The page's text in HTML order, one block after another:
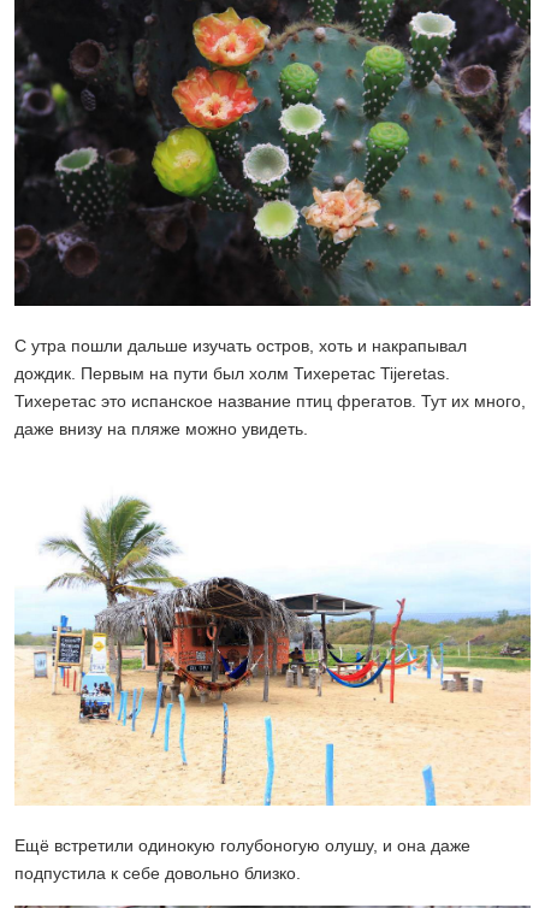
С утра пошли дальше изучать остров, хоть и накрапывал
дождик. Первым на пути был холм Тихеретас Tijeretas.
Тихеретас это испанское название птиц фрегатов. Тут их много,
даже внизу на пляже можно увидеть.
Ещё встретили одинокую голубоногую олушу, и она даже
подпустила к себе довольно близко.